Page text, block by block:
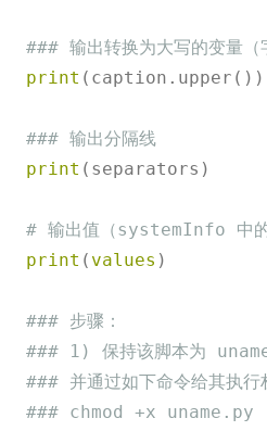
### 输出转换为大写的变量（
print (caption.upper())
### 输出分隔线
print (separators)
# 输出值（systemInfo 中的
print ( values )
### 步骤：
### 1) 保持该脚本为
### 并通过如下命令给其执行
### chmod +x uname.py